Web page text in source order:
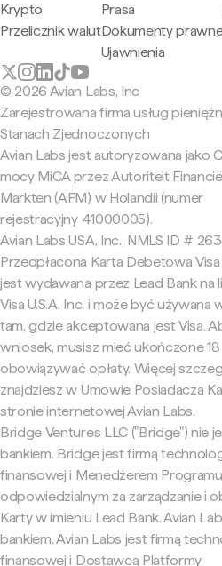
Krypto
Przelicznik walut
Prasa
Dokumenty
Ujawnienia
© 2026 Avian Labs, Inc
Zarejestrowana firma usług
Stanach Zjednoczonych
Avian Labs jest autoryzowana jako
mocy MiCA przez Autoriteit
Markten (AFM) w Holandii (numer
rejestracyjny 41000005).
Avian Labs USA, Inc., NMLS ID #
Przedpłacona Karta Debetowa Visa
jest wydawana przez Lead Bank na
Visa U.S.A. Inc. i może być używana
tam, gdzie akceptowana jest Visa.
wniosek, musisz mieć ukończone
obowiązywać opłaty. Więcej
znajdziesz w Umowie Posiadacza
stronie internetowej Avian Labs.
Bridge Ventures LLC ("Bridge") nie
bankiem. Bridge jest firmą
finansowej i Menedżerem Programu
odpowiedzialnym za zarządzanie i
Karty w imieniu Lead Bank. Avian
bankiem. Avian Labs jest firmą
finansowej i Dostawcą Platformy